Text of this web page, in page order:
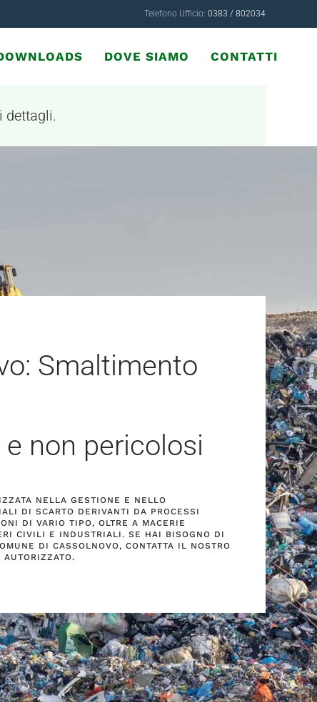
Telefono Ufficio: 0383 / 802034
DOVE SIAMO CONTATTI
dettagli.
Smaltimento
non pericolosi
NELLA GESTIONE E NELLO
DI SCARTO DERIVANTI DA PROCESSI
DI VARIO TIPO, OLTRE A MACERIE
CIVILI E INDUSTRIALI. SE HAI BISOGNO DI
DI CASSOLNOVO, CONTATTA IL NOSTRO
AUTORIZZATO.